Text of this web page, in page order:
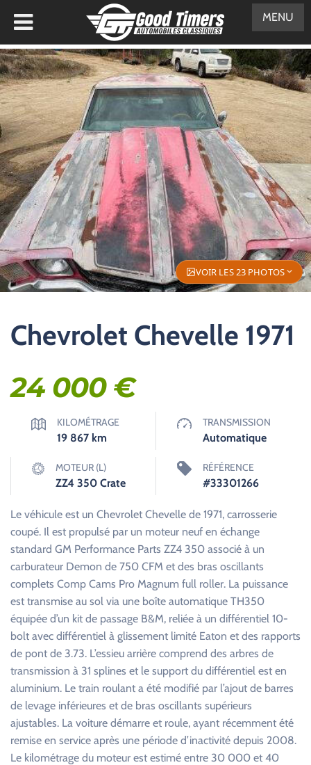
VOIR LES 23 PHOTOS
Chevrolet Chevelle 1971
24 000€
KILOMÉTRAGE
19 867 km
TRANSMISSION
Automatique
MOTEUR (L)
ZZ4 350 Crate
RÉFÉRENCE
#33301266
Le véhicule est un Chevrolet Chevelle de 1971, carrosserie
coupé. Il est propulsé par un moteur neuf en échange
standard GM Performance Parts ZZ4 350 associé à un
carburateur Demon de 750 CFM et des bras oscillants
complets Comp Cams Pro Magnum full roller. La puissance
est transmise au sol via une boîte automatique TH350
équipée d’un kit de passage B&M, reliée à un différentiel 10-
bolt avec différentiel à glissement limité Eaton et des rapports
de pont de 3.73. L’essieu arrière comprend des arbres de
transmission à 31 splines et le support du différentiel est en
aluminium. Le train roulant a été modifié par l’ajout de barres
de levage inférieures et de bras oscillants supérieurs
ajustables. La voiture démarre et roule, ayant récemment été
remise en service après une période d’inactivité depuis 2008.
Le kilométrage du moteur est estimé entre 30 000 et 40
MENU